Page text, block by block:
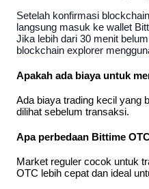
Setelah konfirmasi
langsung masuk ke wallet
Jika lebih dari 30 menit
blockchain explorer
Apakah ada biaya untuk
Ada biaya trading kecil yang
dilihat sebelum transaksi.
Apa perbedaan Bittime
Market reguler cocok untuk
OTC lebih cepat dan ideal